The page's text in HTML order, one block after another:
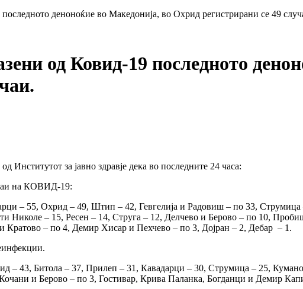
деноноќие во Македонија, во Охрид регистрирани се 49
од Ковид-19 последното
Институтот за јавно здравје дека во последните 24 часа:
на КОВИД-19:
– 55, Охрид – 49, Штип – 42, Гевгелија и Радовиш – по 33,
Николе – 15, Ресен – 14, Струга – 12, Делчево и Берово – по 10,
– по 4, Демир Хисар и Пехчево – по 3, Дојран – 2, Дебар – 1.
– 43, Битола – 37, Прилеп – 31, Кавадарци – 30, Струмица – 25,
и Берово – по 3, Гостивар, Крива Паланка, Богданци и Демир